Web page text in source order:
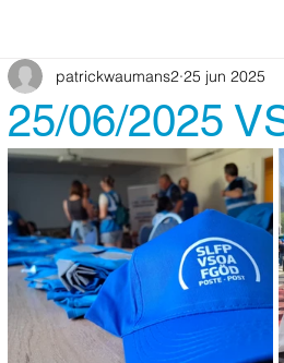
25/06/2025
patrickwaumans2 25 jun 2025